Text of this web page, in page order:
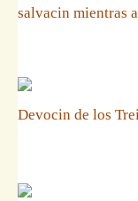
salvacin mientras
Devocin de los